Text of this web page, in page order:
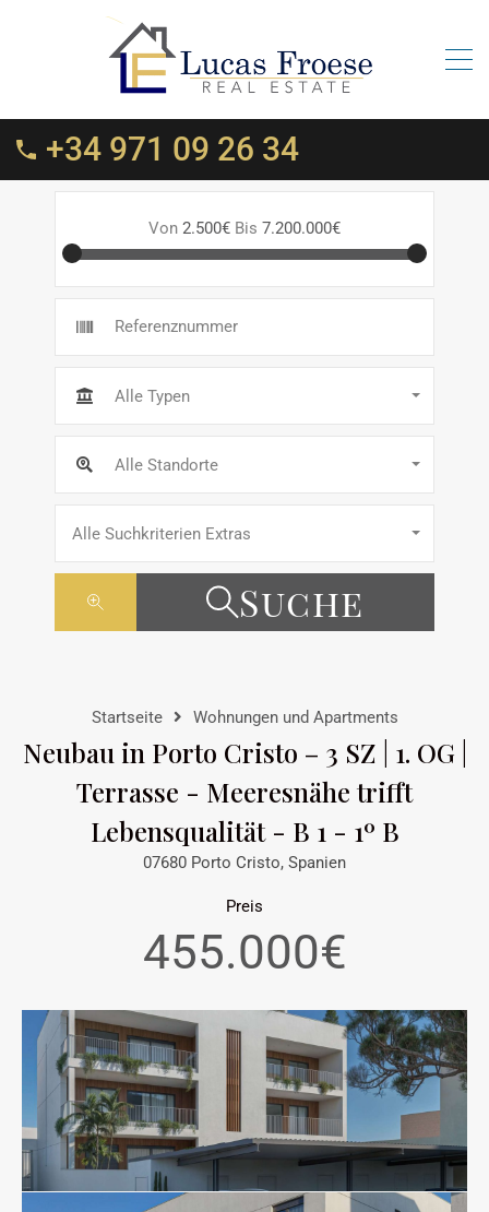
+34 971 09 26 34
Von 2.500€ Bis 7.200.000€
Alle Typen
Alle Standorte
Alle Suchkriterien Extras
Suche
Startseite Wohnungen und Apartments
Neubau in Porto Cristo – 3 SZ | 1. OG |
Terrasse - Meeresnähe trifft
Lebensqualität - B 1 - 1º B
07680 Porto Cristo, Spanien
Preis
455.000€